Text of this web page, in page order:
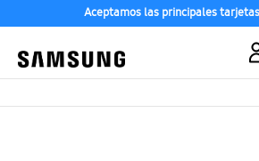
Aceptamos las principales